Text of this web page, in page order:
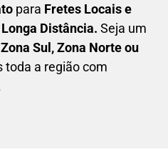
para Fretes Locais e
Distância. Seja um
Sul, Zona Norte ou
toda a região com